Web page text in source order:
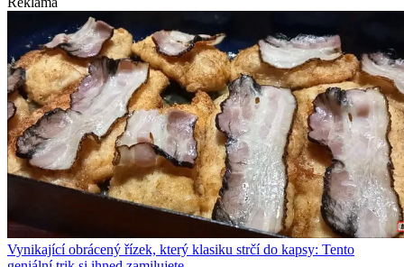
Vynikající obrácený řízek, který klasiku strčí do kapsy: Tento